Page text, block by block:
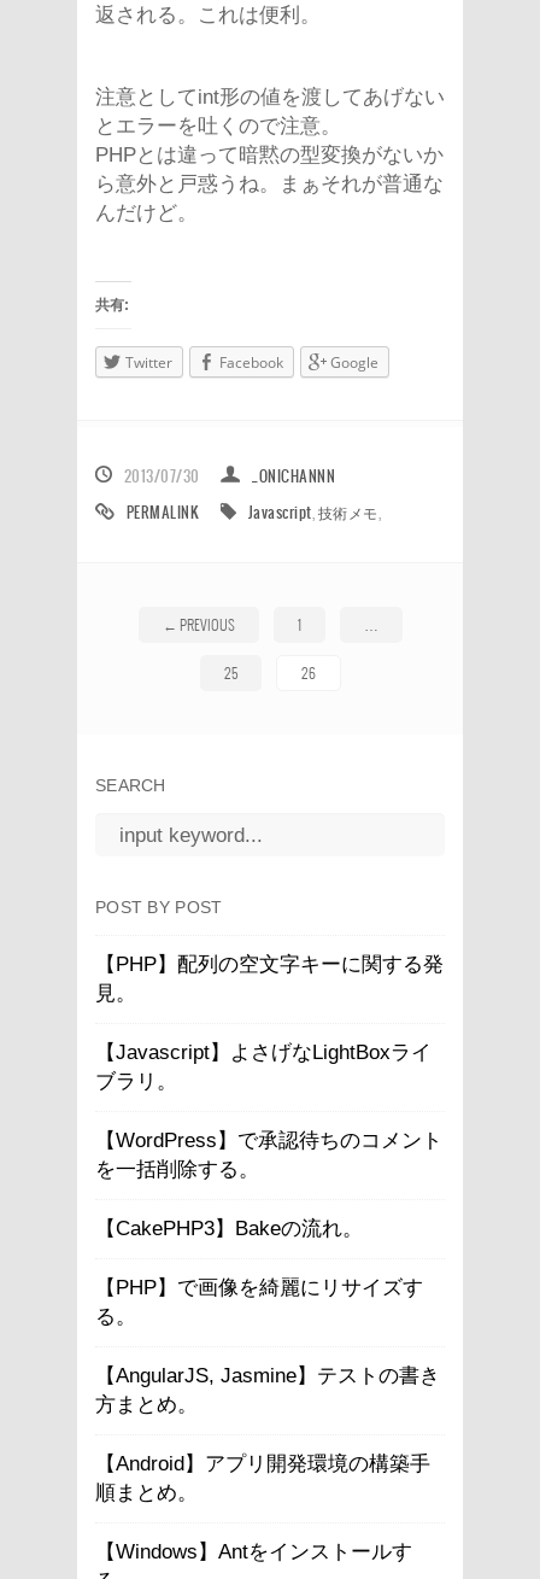
返される。これは便利。
注意としてint形の値を渡してあげない
とエラーを吐くので注意。
PHPとは違って暗黙の型変換がないか
ら意外と戸惑うね。まぁそれが普通な
んだけど。
共有:
Twitter Facebook Google
2013/07/30
_ONICHANNN
PERMALINK
Javascript 技術メモ
← PREVIOUS 1 …
25 26
SEARCH
POST BY POST
【PHP】配列の空文字キーに関する発
見。
【Javascript】よさげなLightBoxライ
ブラリ。
【WordPress】で承認待ちのコメント
を一括削除する。
【CakePHP3】Bakeの流れ。
【PHP】で画像を綺麗にリサイズす
る。
【AngularJS, Jasmine】テストの書き
方まとめ。
【Android】アプリ開発環境の構築手
順まとめ。
【Windows】Antをインストールす